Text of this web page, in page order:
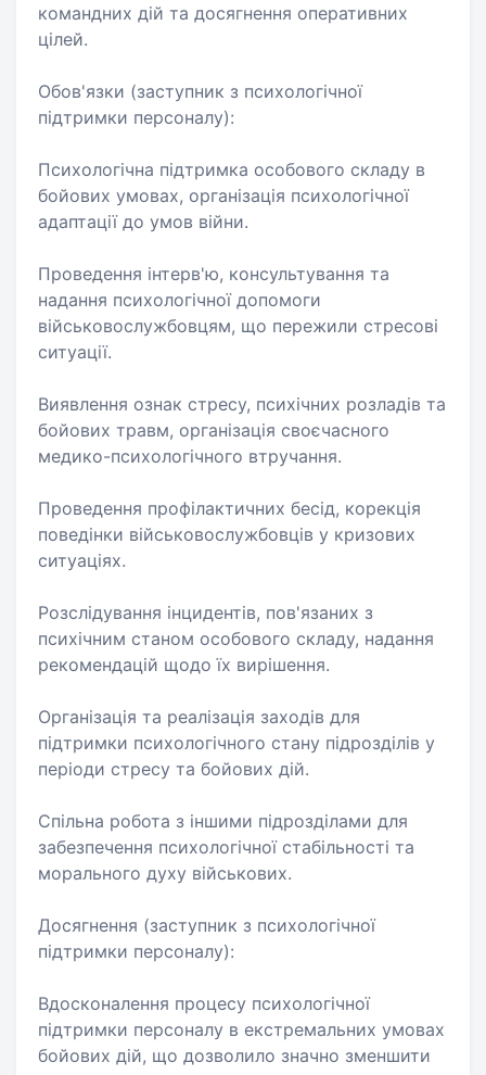
командних дій та досягнення оперативних
цілей.
Обов'язки (заступник з психологічної
підтримки персоналу):
Психологічна підтримка особового складу в
бойових умовах, організація психологічної
адаптації до умов війни.
Проведення інтерв'ю, консультування та
надання психологічної допомоги
військовослужбовцям, що пережили стресові
ситуації.
Виявлення ознак стресу, психічних розладів та
бойових травм, організація своєчасного
медико-психологічного втручання.
Проведення профілактичних бесід, корекція
поведінки військовослужбовців у кризових
ситуаціях.
Розслідування інцидентів, пов'язаних з
психічним станом особового складу, надання
рекомендацій щодо їх вирішення.
Організація та реалізація заходів для
підтримки психологічного стану підрозділів у
періоди стресу та бойових дій.
Спільна робота з іншими підрозділами для
забезпечення психологічної стабільності та
морального духу військових.
Досягнення (заступник з психологічної
підтримки персоналу):
Вдосконалення процесу психологічної
підтримки персоналу в екстремальних умовах
бойових дій, що дозволило значно зменшити